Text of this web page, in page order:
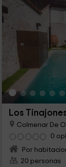
Los
Colmenar De
0
Por
20 personas